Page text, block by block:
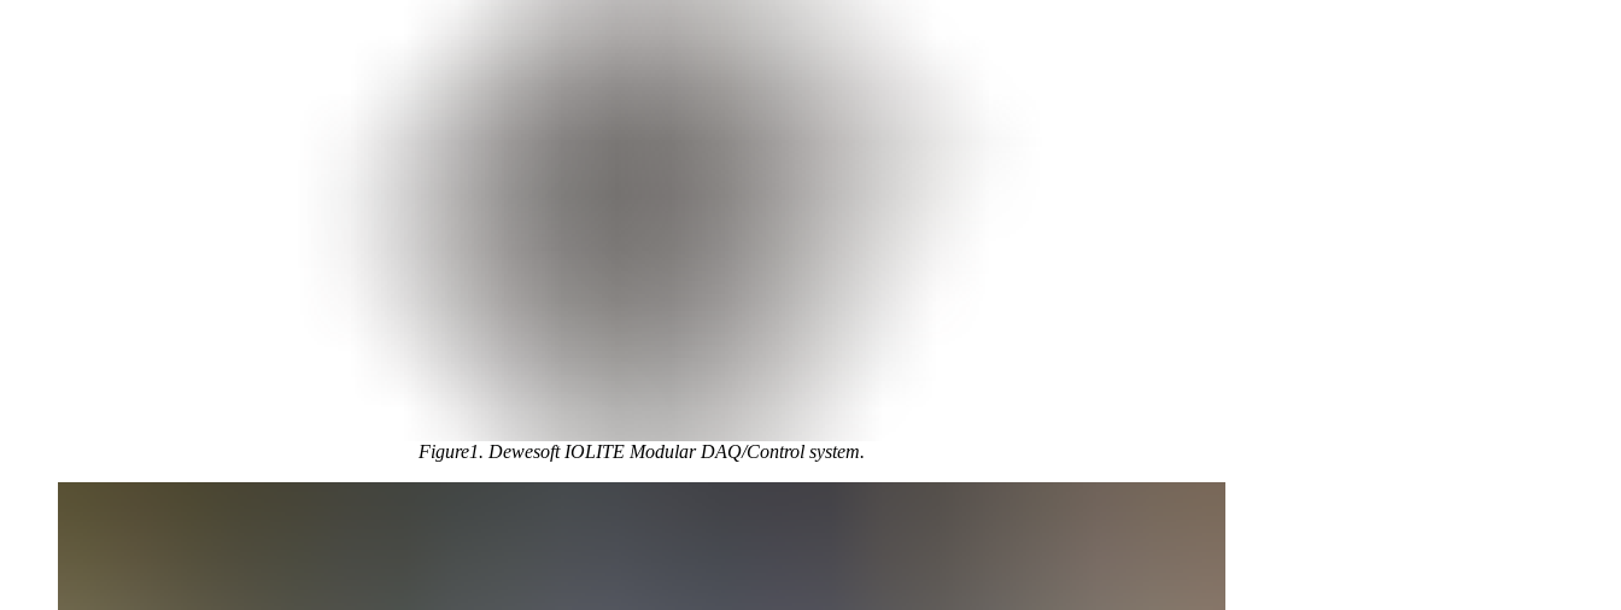
Figure1. Dewesoft IOLITE Modular DAQ/Control system.